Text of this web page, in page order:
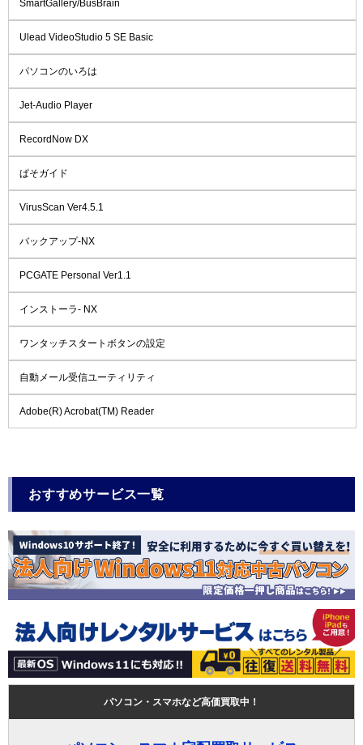
SmartGallery/BusBrain
Ulead VideoStudio 5 SE Basic
パソコンのいろは
Jet-Audio Player
RecordNow DX
ぱそガイド
VirusScan Ver4.5.1
バックアップ-NX
PCGATE Personal Ver1.1
インストーラ- NX
ワンタッチスタートボタンの設定
自動メール受信ユーティリティ
Adobe(R) Acrobat(TM) Reader
おすすめサービス一覧
パソコン・スマホなど高価買取中！